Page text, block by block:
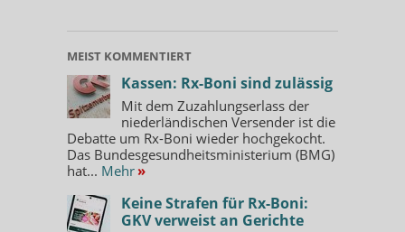
MEIST KOMMENTIERT
Kassen: Rx-Boni sind zulässig
Mit dem Zuzahlungserlass der
niederländischen Versender ist die
Debatte um Rx-Boni wieder hochgekocht.
Das Bundesgesundheitsministerium (BMG)
hat... Mehr »
Keine Strafen für Rx-Boni:
GKV verweist an Gerichte